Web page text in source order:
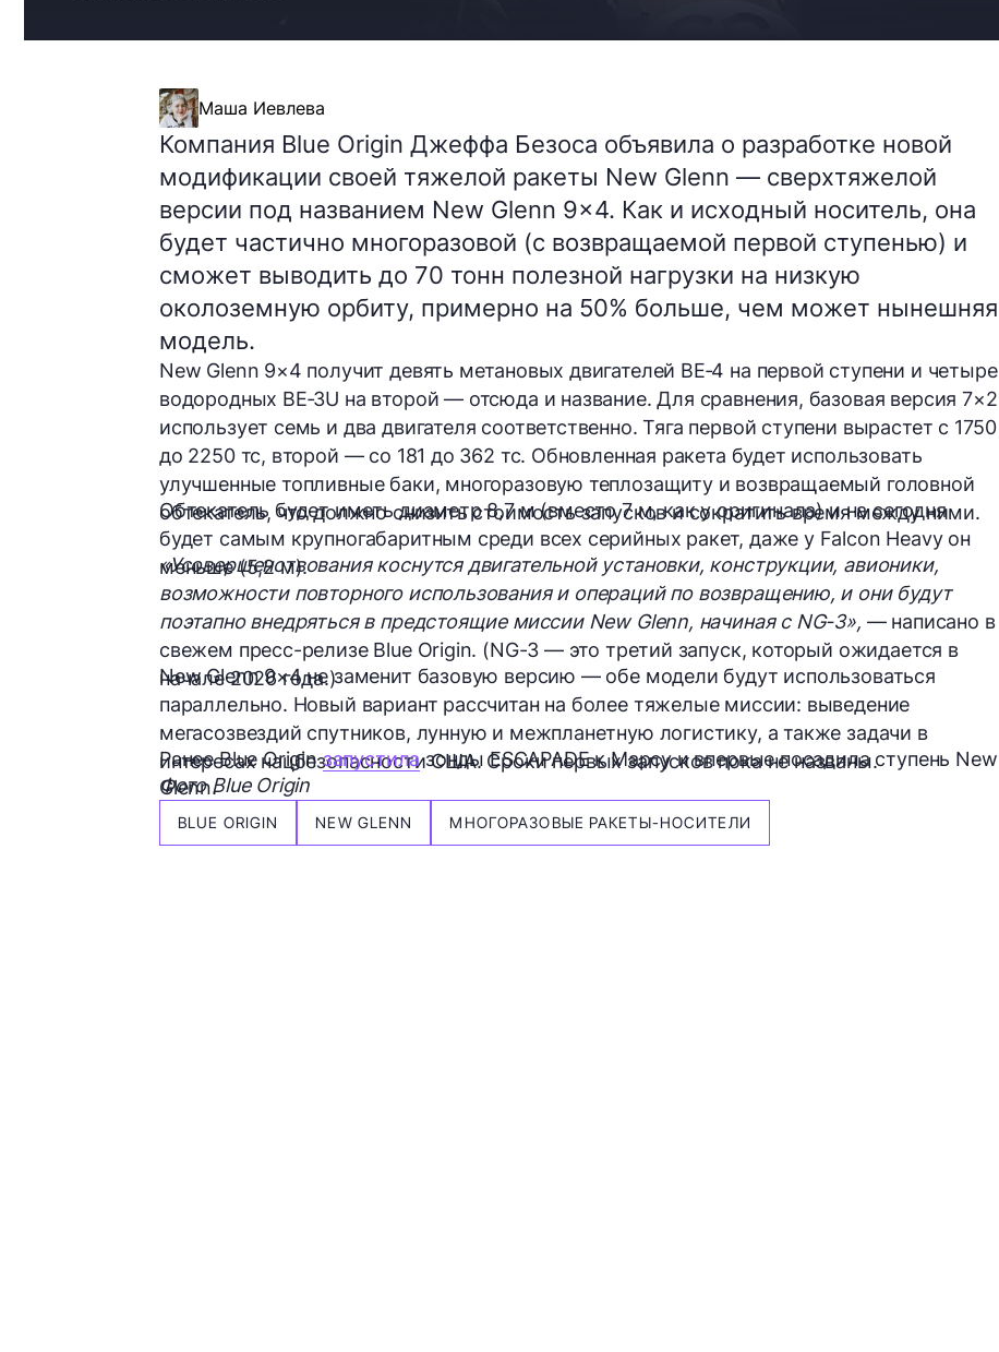
Маша Иевлева
Компания Blue Origin Джеффа Безоса объявила о разработке новой
модификации своей тяжелой ракеты New Glenn — сверхтяжелой
версии под названием New Glenn 9×4. Как и исходный носитель, она
будет частично многоразовой (с возвращаемой первой ступенью) и
сможет выводить до 70 тонн полезной нагрузки на низкую
околоземную орбиту, примерно на 50% больше, чем может нынешняя
модель.
New Glenn 9×4 получит девять метановых двигателей BE‑4 на первой ступени и четыре
водородных BE‑3U на второй — отсюда и название. Для сравнения, базовая версия 7×2
использует семь и два двигателя соответственно. Тяга первой ступени вырастет с 1750
до 2250 тс, второй — со 181 до 362 тс. Обновленная ракета будет использовать
улучшенные топливные баки, многоразовую теплозащиту и возвращаемый головной
обтекатель, что должно снизить стоимость запусков и сократить время между ними.
Обтекатель будет иметь диаметр 8,7 м (вместо 7 м, как у оригинала) и на сегодня
будет самым крупногабаритным среди всех серийных ракет, даже у Falcon Heavy он
меньше (5,2 м).
«Усовершенствования коснутся двигательной установки, конструкции, авионики,
возможности повторного использования и операций по возвращению, и они будут
поэтапно внедряться в предстоящие миссии New Glenn, начиная с NG-3», — написано в
свежем пресс-релизе Blue Origin. (NG-3 — это третий запуск, который ожидается в
начале 2026 года.)
New Glenn 9×4 не заменит базовую версию — обе модели будут использоваться
параллельно. Новый вариант рассчитан на более тяжелые миссии: выведение
мегасозвездий спутников, лунную и межпланетную логистику, а также задачи в
интересах нацбезопасности США. Сроки первых запусков пока не названы.
Ранее Blue Originзапустилазонды ESCAPADE к Марсу и впервые посадила ступень New
Glenn.
Фото Blue Origin
BLUE ORIGIN NEW GLENN МНОГОРАЗОВЫЕ РАКЕТЫ-НОСИТЕЛИ